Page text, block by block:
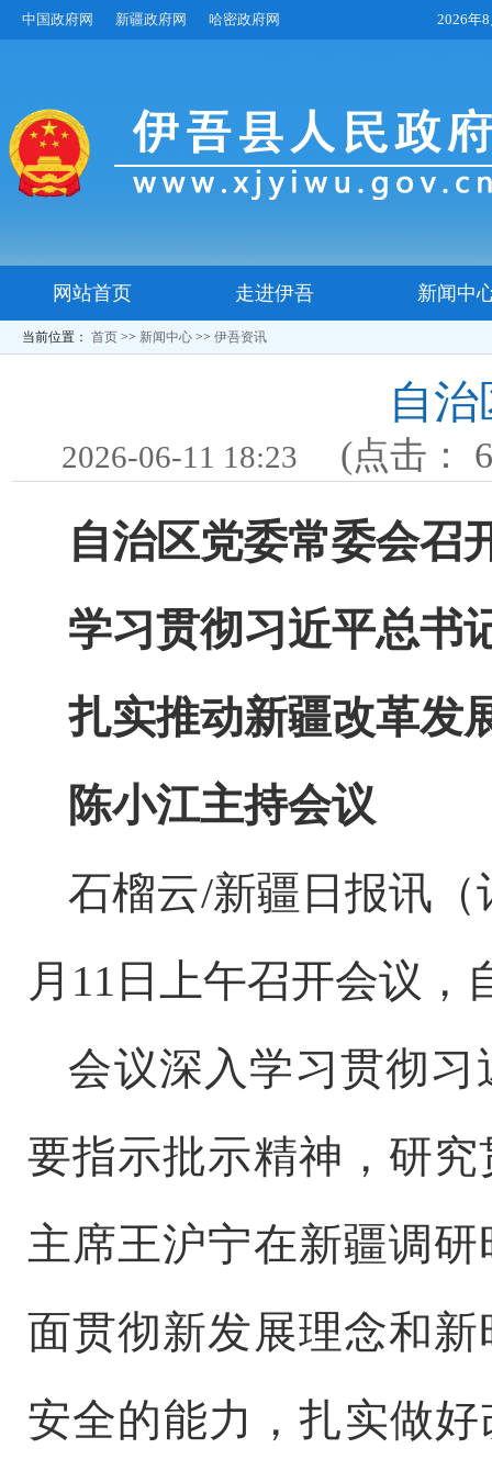
中国政府网 新疆政府网 哈密政府网 2026年
网站首页 走进伊吾 新闻中
当前位置： 首页 >> 新闻中心 >> 伊吾资讯
自
2026-06-11 18:23 (点击：
自治区党委常委会召
学习贯彻习近平总书
扎实推动新疆改革发
陈小江主持会议
石榴云/新疆日报讯
月11日上午召开会议
会议深入学习贯彻
要指示批示精神，研
主席王沪宁在新疆调
面贯彻新发展理念和
安全的能力，扎实做